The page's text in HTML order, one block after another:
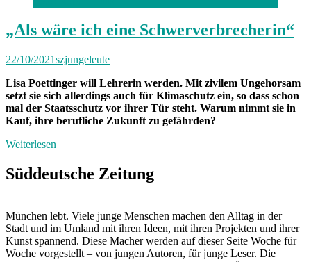
„Als wäre ich eine Schwerverbrecherin“
22/10/2021szjungeleute
Lisa Poettinger will Lehrerin werden. Mit zivilem Ungehorsam
setzt sie sich allerdings auch für Klimaschutz ein, so dass schon
mal der Staatsschutz vor ihrer Tür steht. Warum nimmt sie in
Kauf, ihre berufliche Zukunft zu gefährden?
Weiterlesen
Süddeutsche Zeitung
München lebt. Viele junge Menschen machen den Alltag in der
Stadt und im Umland mit ihren Ideen, mit ihren Projekten und ihrer
Kunst spannend. Diese Macher werden auf dieser Seite Woche für
Woche vorgestellt – von jungen Autoren, für junge Leser. Die